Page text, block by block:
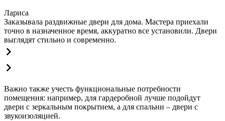
Лариса
Заказывала раздвижные двери для дома. Мастера приехали
точно в назначенное время, аккуратно все установили. Двери
выглядят стильно и современно.
Важно также учесть функциональные потребности
помещения: например, для гардеробной лучше подойдут
двери с зеркальным покрытием, а для спальни – двери с
звукоизоляцией.